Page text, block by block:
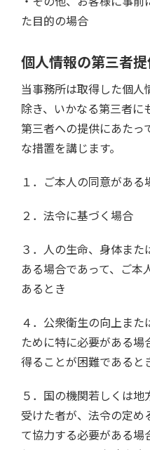
た目的の場合
個人情報の第三者
当事務所は取得した個人
除き、いかなる第三者に
第三者への提供にあたっ
な措置を講じます。
１．ご本人の同意がある
２．法令に基づく場合
３．人の生命、身体ま
ある場合であって、ご本
あるとき
４．公衆衛生の向上ま
ために特に必要がある場
得ることが困難であると
５．国の機関若しくは
受けた者が、法令の定め
て協力する必要がある場